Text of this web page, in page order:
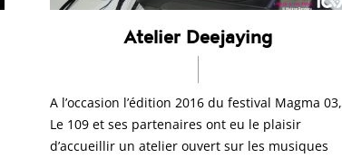
Atelier Deejaying
A l’occasion l’édition 2016 du festival Magma 03,
Le 109 et ses partenaires ont eu le plaisir
d’accueillir un atelier ouvert sur les musiques